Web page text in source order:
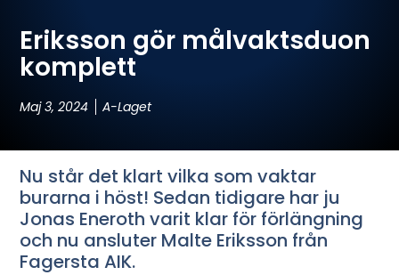
Eriksson gör målvaktsduon
komplett
Maj 3, 2024 A-Laget
Nu står det klart vilka som vaktar
burarna i höst! Sedan tidigare har ju
Jonas Eneroth varit klar för förlängning
och nu ansluter Malte Eriksson från
Fagersta AIK.